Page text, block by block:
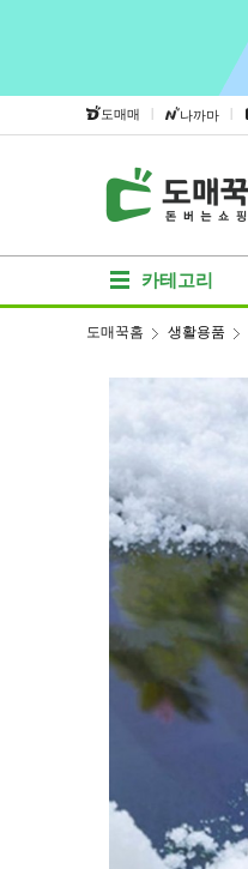
도매매 | 나까마 |
카테고리
도매꾹홈 생활용품